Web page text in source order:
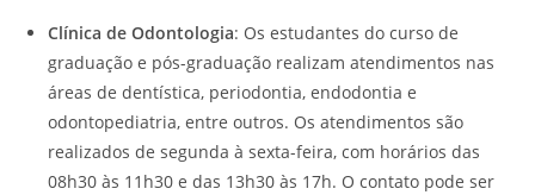
Clínica de Odontologia: Os estudantes do curso de
graduação e pós-graduação realizam atendimentos nas
áreas de dentística, periodontia, endodontia e
odontopediatria, entre outros. Os atendimentos são
realizados de segunda à sexta-feira, com horários das
08h30 às 11h30 e das 13h30 às 17h. O contato pode ser